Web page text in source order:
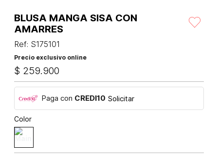
BLUSA MANGA SISA CON
AMARRES
Ref: S175101
Precio exclusivo online
$ 259.900
Paga con CREDI10 Solicitar
Color